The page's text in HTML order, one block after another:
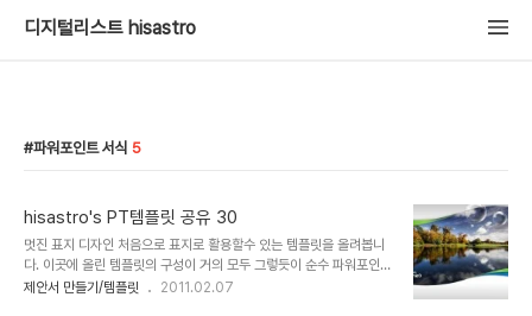
디지털리스트 hisastro
파워포인트 서식 5
hisastro's PT템플릿 공유 30
멋진 표지 디자인 처음으로 표지로 활용할수 있는 템플릿을 올려봅니
다. 이곳에 올린 템플릿의 구성이 거의 모두 그렇듯이 순수 파워포인트
로 제작되었기 때문에 도형서식에서 채우기의 그림 또는 질감채우기
제안서 만들기/템플릿 2011.02.07